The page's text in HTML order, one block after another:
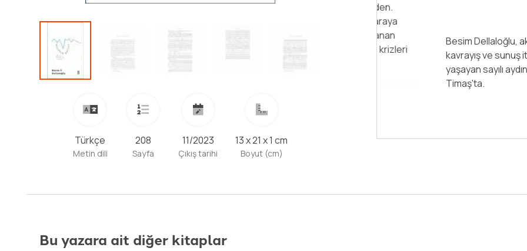
Türkçe
Metin dili
208
Sayfa
11/2023
Çıkış tarihi
13 x 21 x 1 cm
Boyut (cm)
Benim eleştirilerim genelde
yönelik olmuyor. Meseleyi
gösteriyorum. Benim de içinde
vasata, onun içindeki bazı
Elbette üslup da çok önemli
Bu yazara ait diğer kitaplar